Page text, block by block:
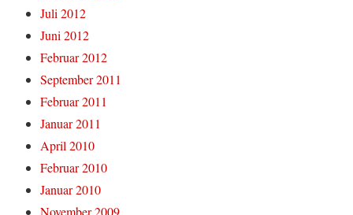
Juli 2012
Juni 2012
Februar 2012
September 2011
Februar 2011
Januar 2011
April 2010
Februar 2010
Januar 2010
November 2009